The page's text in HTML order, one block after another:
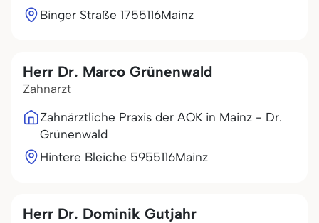
Binger Straße 1755116Mainz
Herr Dr. Marco Grünenwald
Zahnarzt
Zahnärztliche Praxis der AOK in Mainz - Dr.
Grünenwald
Hintere Bleiche 5955116Mainz
Herr Dr. Dominik Gutjahr